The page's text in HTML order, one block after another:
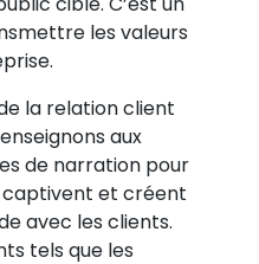
les valeurs
la relation client
aux
de narration pour
captivent et créent
avec les clients.
tels que les